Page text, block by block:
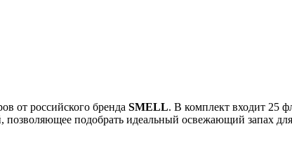
от российского бренда SMELL. В комплект входит 25
позволяющее подобрать идеальный освежающий запах